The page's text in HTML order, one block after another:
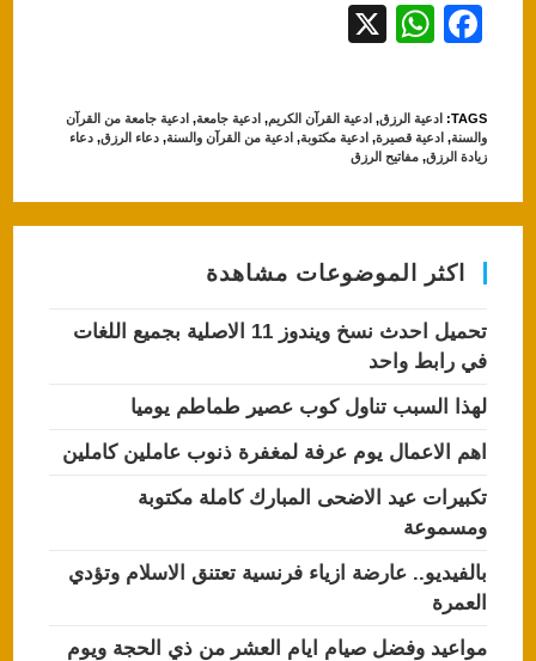
F
e
b
o
k
W
s
A
p
TAGS
: ادعية الرزق, ادعية القرآن الكريم, ادعية جامعة, ادعية جامعة من القرآن
والسنة, ادعية قصيرة, ادعية مكتوبة, ادعية من القرآن والسنة, دعاء الرزق, دعاء
زيادة الرزق, مفاتيح الرزق
اكثر الموضوعات مشاهدة
تحميل احدث نسخ ويندوز 11 الاصلية بجميع اللغات
في رابط واحد
لهذا السبب تناول كوب عصير طماطم يوميا
اهم الاعمال يوم عرفة لمغفرة ذنوب عاملين كاملين
تكبيرات عيد الاضحى المبارك كاملة مكتوبة
ومسموعة
بالفيديو.. عارضة ازياء فرنسية تعتنق الاسلام وتؤدي
العمرة
مواعيد وفضل صيام ايام العشر من ذي الحجة ويوم